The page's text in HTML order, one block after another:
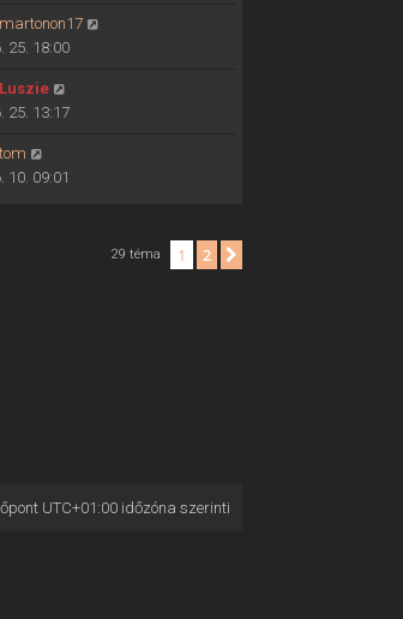
martonon17
25. 18:00
Luszie
25. 13:17
tom
10. 09:01
29 téma 1 2
UTC+01:00időzóna szerinti